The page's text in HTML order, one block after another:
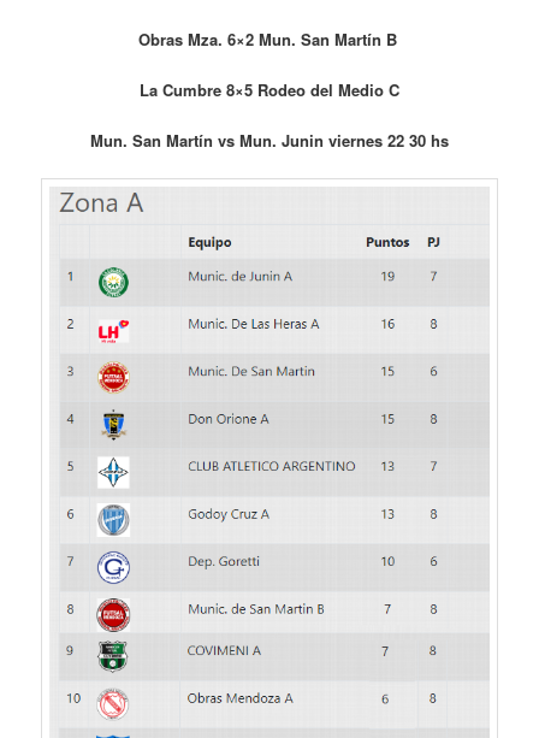
Obras Mza. 6×2 Mun. San Martín B
La Cumbre 8×5 Rodeo del Medio C
Mun. San Martín vs Mun. Junin viernes 22 30 hs